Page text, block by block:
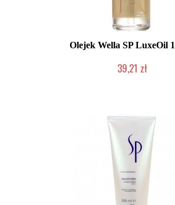
Olejek Wella SP LuxeOil
39,21 zł